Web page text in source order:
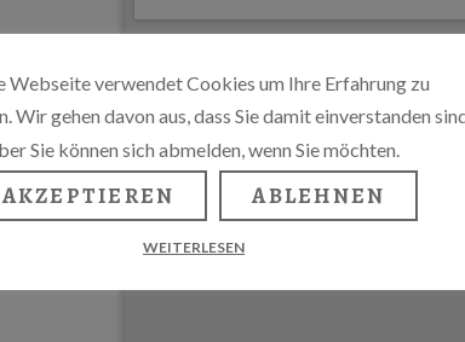
Webseite verwendet Cookies um Ihre Erfahrung zu
Wir gehen davon aus, dass Sie damit einverstanden
Sie können sich abmelden, wenn Sie möchten.
AKZEPTIEREN ABLEHNEN
WEITERLESEN